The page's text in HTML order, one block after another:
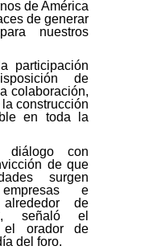
de América
de generar
nuestros
participación
de
colaboración,
construcción
en toda la
diálogo con
de que
surgen
e
de
señaló el
orador de
del foro.